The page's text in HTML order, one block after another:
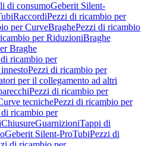
di consumoGeberit Silent-
RaccordiPezzi di ricambio per
per CurveBraghePezzi di ricambio
per RiduzioniBraghe
Braghe
ricambio per
Pezzi di ricambio per
per il collegamento ad altri
Pezzi di ricambio per
tecnichePezzi di ricambio per
ricambio per
ChiusureGuarnizioniTappi di
Geberit Silent-ProTubiPezzi di